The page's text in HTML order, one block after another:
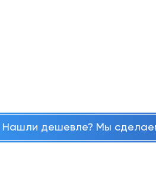
Нашли дешевле? Мы